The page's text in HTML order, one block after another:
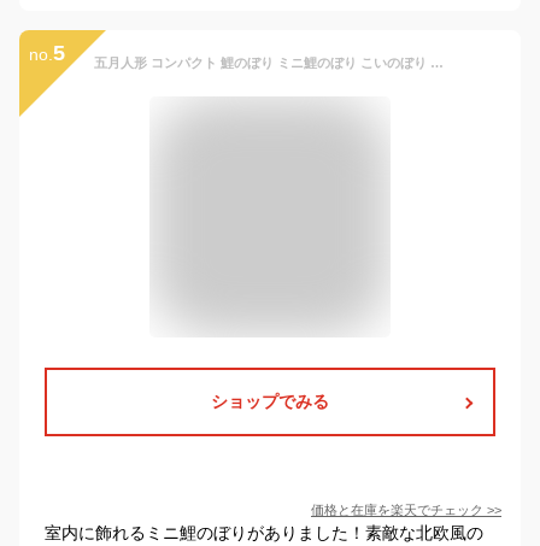
no. 5 五月人形 コンパクト 鯉のぼり ミニ鯉のぼり こいのぼり 吊るし ちりめん おしゃれ 5月人形 風車付鯉 室内 玄関 セット ミニ 名前旗 名入れ 木札 龍虎堂 .五月人形.
ショップでみる
価格と在庫を楽天でチェック >>
室内に飾れるミニ鯉のぼりがありました！素敵な北欧風の